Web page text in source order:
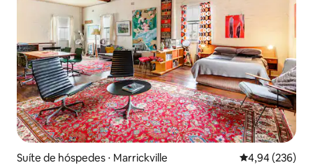
Suíte de hóspedes ⋅ Marrickville 4,94 de uma
4,94 (236)